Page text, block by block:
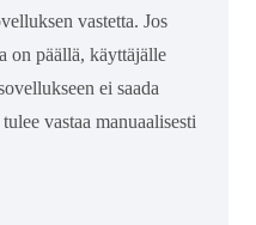
vastetta. Jos
on päällä, käyttäjälle
ei saada
vastaa manuaalisesti